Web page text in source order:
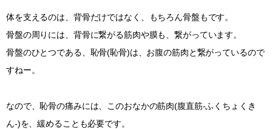
体を支えるのは、背骨だけではなく、もちろん骨盤もです。
骨盤の周りには、背骨に繋がる筋肉や膜も、繋がっています。
骨盤のひとつである、恥骨(恥骨)は、お腹の筋肉と繋がっているので
すねー。
なので、恥骨の痛みには、このおなかの筋肉(腹直筋-ふくちょくき
ん-)を、緩めることも必要です。